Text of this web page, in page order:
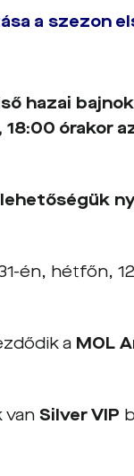
a szezon
hazai
órakor
én, hétfőn,
a MOL
vanSilver VIP